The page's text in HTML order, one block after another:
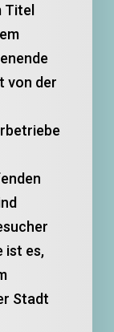
Titel
von der
ist es,
Stadt